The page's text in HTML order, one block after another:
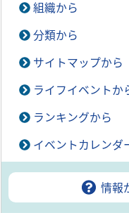
組織から
分類から
サイトマップから
ライフイベントか
ランキングから
イベントカレンダ
情報